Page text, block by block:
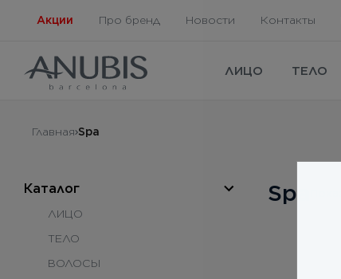
Акции Про бренд Новости Контакты
ЛИЦО ТЕЛО
Главная Spa
Каталог
ЛИЦО
ТЕЛО
ВОЛОСЫ
Spa